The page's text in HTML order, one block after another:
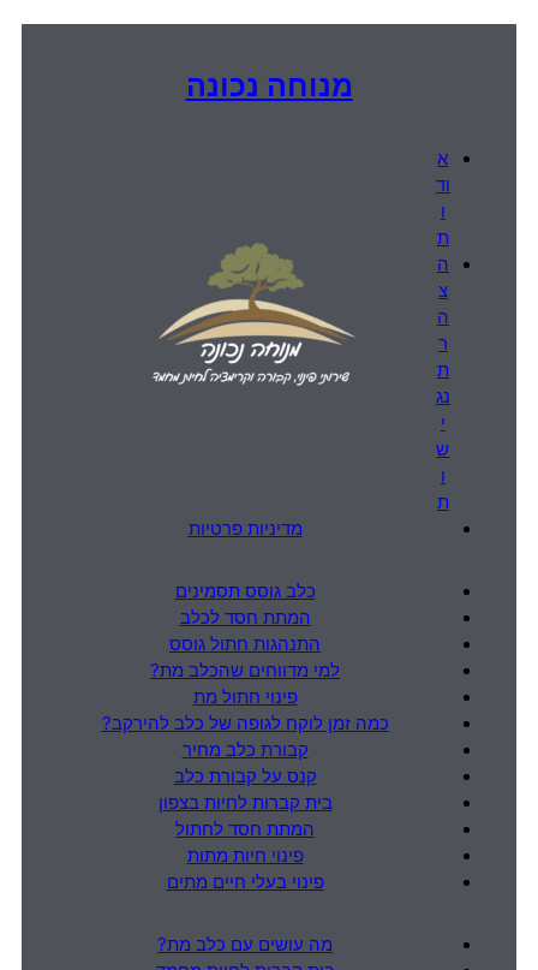
מנוחה נכונה
א
וד
ו
ת
ה
צ
ה
ר
ת
נג
י
ש
ו
ת
מדיניות פרטיות
כלב גוסס תסמינים
המתת חסד לכלב
התנהגות חתול גוסס
למי מדווחים שהכלב מת?
פינוי חתול מת
כמה זמן לוקח לגופה של כלב להירקב?
קבורת כלב מחיר
קנס על קבורת כלב
בית קברות לחיות בצפון
המתת חסד לחתול
פינוי חיות מתות
פינוי בעלי חיים מתים
מה עושים עם כלב מת?